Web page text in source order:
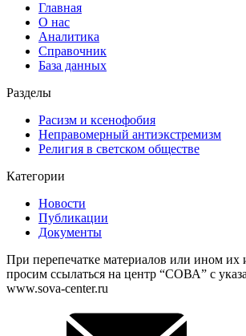
Главная
О нас
Аналитика
Справочник
База данных
Разделы
Расизм и ксенофобия
Неправомерный антиэкстремизм
Религия в светском обществе
Категории
Новости
Публикации
Документы
При перепечатке материалов или ином их
просим ссылаться на центр “СОВА” с
www.sova-center.ru